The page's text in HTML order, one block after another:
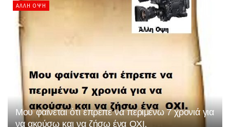
ΆΛΛΗ ΌΨΗ
Μου φαίνεται ότι έπρεπε να περιμένω 7 χρονιά για
να ακούσω και να ζήσω ένα ΟΧΙ.